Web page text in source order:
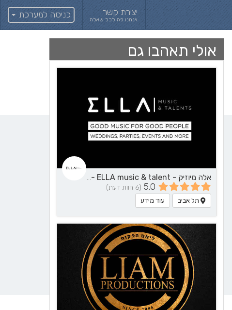
יצירת קשר
אנחנו פה לכל שאלה כניסה למערכת
אולי תאהבו גם
אלה מיוזיק - ELLA music & talent - שירותי מוזיקה
5.0 (6 חוות דעת)
תל אביב עוד מידע